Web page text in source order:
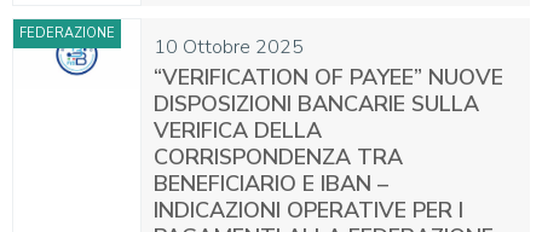
10 Ottobre 2025
FEDERAZIONE
“VERIFICATION OF PAYEE” NUOVE
DISPOSIZIONI BANCARIE SULLA
VERIFICA DELLA
CORRISPONDENZA TRA
BENEFICIARIO E IBAN –
INDICAZIONI OPERATIVE PER I